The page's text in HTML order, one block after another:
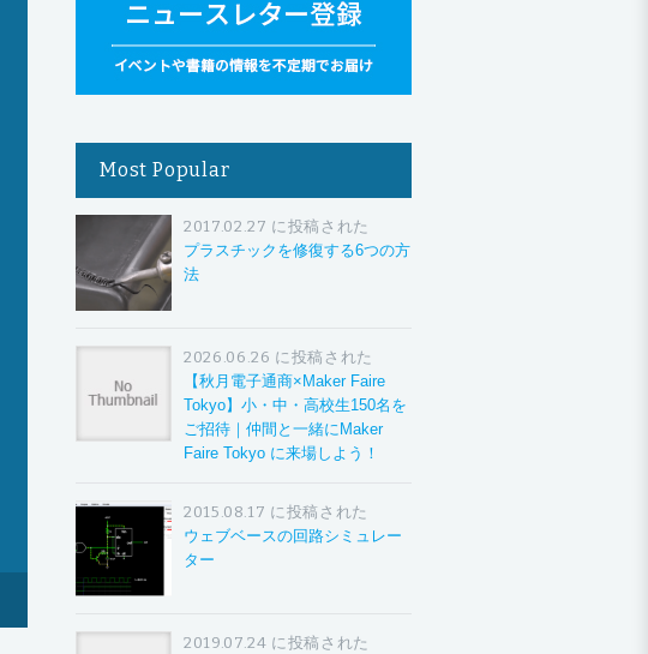
Most Popular
2017.02.27 に投稿された
プラスチックを修復する6つの方
法
2026.06.26 に投稿された
【秋月電子通商×Maker Faire
Tokyo】小・中・高校生150名を
ご招待｜仲間と一緒にMaker
Faire Tokyo に来場しよう！
2015.08.17 に投稿された
ウェブベースの回路シミュレー
ター
2019.07.24 に投稿された